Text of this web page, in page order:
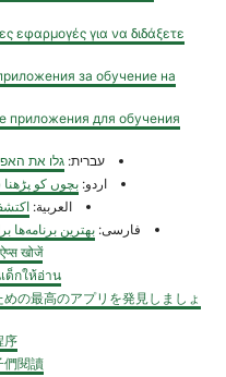
εφαρμογές για να διδάξετε
за обучение на
приложения для обучения
עברית: גלו את
اردو: بچوں کو
العربية:
فارسی: بهترین
खोजें
ด็กให้อ่าน
の最高のアプリを発見しましょ
序
們閱讀